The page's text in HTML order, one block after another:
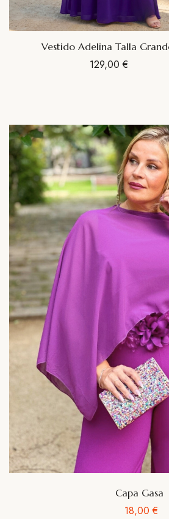
Vestido Adelina Talla
129,00 €
Capa Gasa
Precio
18,00 €